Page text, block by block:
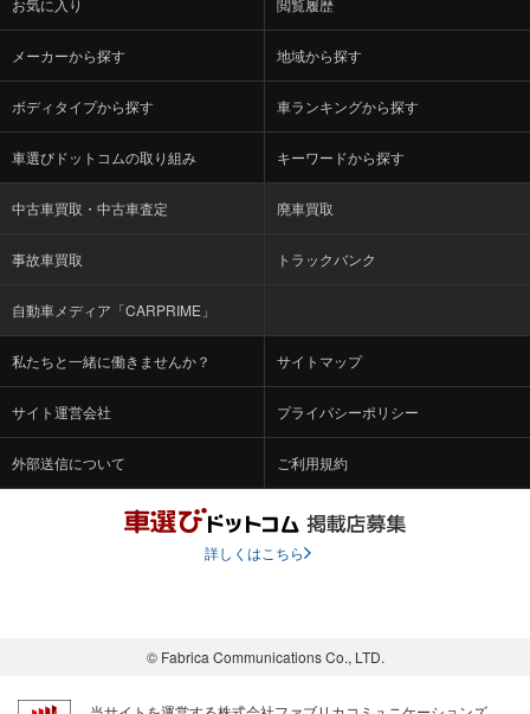
メーカーから探す 地域から探す
ボディタイプから探す 車ランキングから探す
車選びドットコムの取り組み キーワードから探す
私たちと一緒に働きませんか？ サイトマップ
サイト運営会社 プライバシーポリシー
外部送信について ご利用規約
詳しくはこちら